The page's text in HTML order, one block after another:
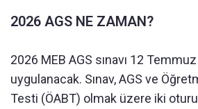
2026 AGS NE ZAMAN?
2026 MEB AGS sınavı 12
uygulanacak. Sınav, AGS ve
Testi (ÖABT) olmak üzere iki